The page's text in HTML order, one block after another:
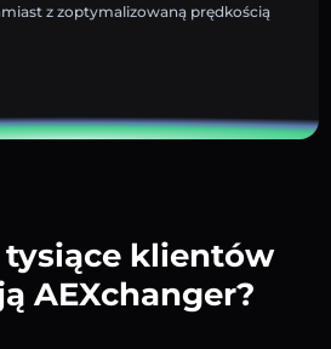
z zoptymalizowaną prędkością
tysiące klientów
AEXchanger?